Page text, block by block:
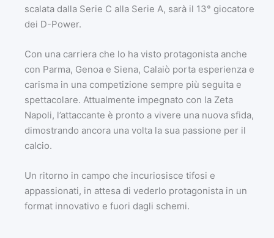
scalata dalla Serie C alla Serie A, sarà il 13° giocatore
dei D-Power.
Con una carriera che lo ha visto protagonista anche
con Parma, Genoa e Siena, Calaiò porta esperienza e
carisma in una competizione sempre più seguita e
spettacolare. Attualmente impegnato con la Zeta
Napoli, l’attaccante è pronto a vivere una nuova sfida,
dimostrando ancora una volta la sua passione per il
calcio.
Un ritorno in campo che incuriosisce tifosi e
appassionati, in attesa di vederlo protagonista in un
format innovativo e fuori dagli schemi.